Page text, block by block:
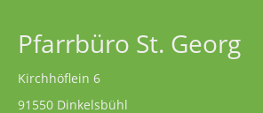
Pfarrbüro St. Georg
Kirchhöflein 6
91550 Dinkelsbühl